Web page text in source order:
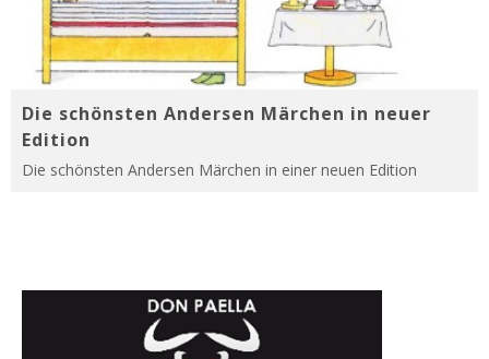
Die schönsten Andersen Märchen in neuer
Edition
Die schönsten Andersen Märchen in einer neuen Edition